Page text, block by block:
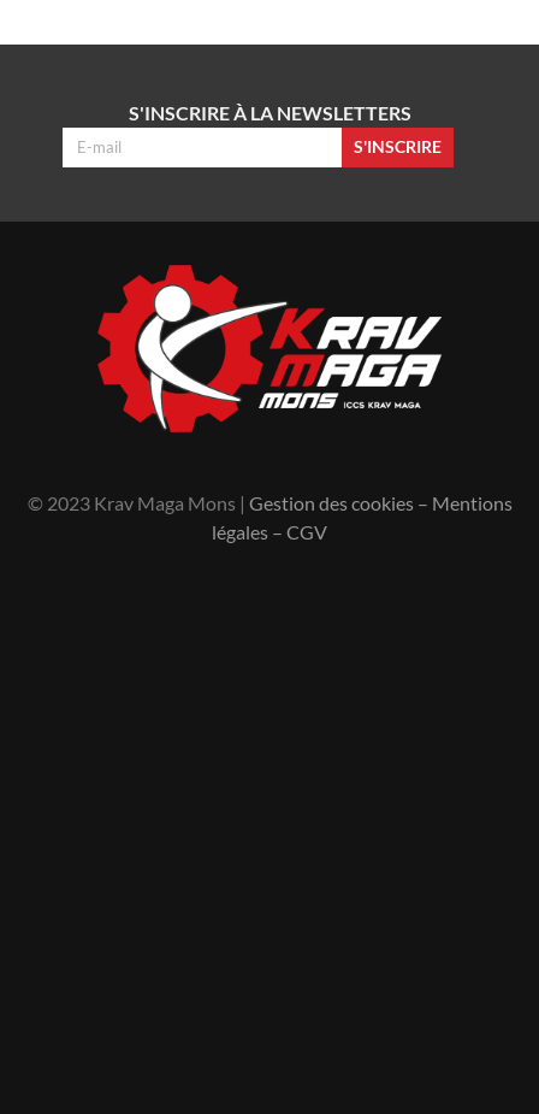
S'INSCRIRE À LA NEWSLETTERS
S'INSCRIRE
© 2023 Krav Maga Mons | Gestion des cookies– Mentions
légales – CGV